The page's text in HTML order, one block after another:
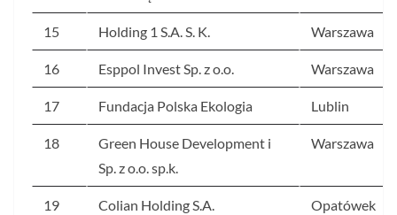
15 Holding 1 S.A. S. K. Warszawa
16 Esppol Invest Sp. z o.o. Warszawa
17 Fundacja Polska Ekologia Lublin
18
Green House Development i
Sp. z o.o. sp.k.
Warszawa
19 Colian Holding S.A. Opatówek